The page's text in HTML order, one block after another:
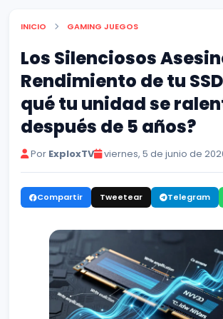
INICIO GAMING JUEGOS
Los Silenciosos
Rendimiento de tu
qué tu unidad se
después de 5 años?
Por ExploxTV viernes, 5 de junio de
Compartir Tweetear Telegram